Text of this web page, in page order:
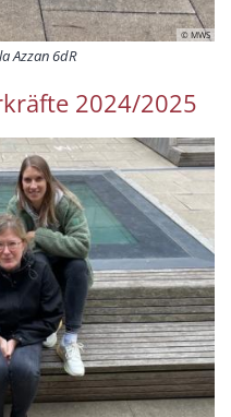
© MWS
Azzan 6dR
2024/2025